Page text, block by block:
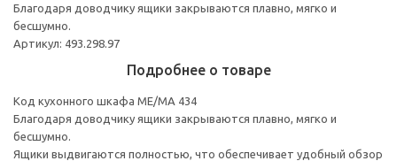
Благодаря доводчику ящики закрываются плавно, мягко и
бесшумно.
Артикул: 493.298.97
Подробнее о товаре
Код кухонного шкафа ME/MA 434
Благодаря доводчику ящики закрываются плавно, мягко и
бесшумно.
Ящики выдвигаются полностью, что обеспечивает удобный обзор